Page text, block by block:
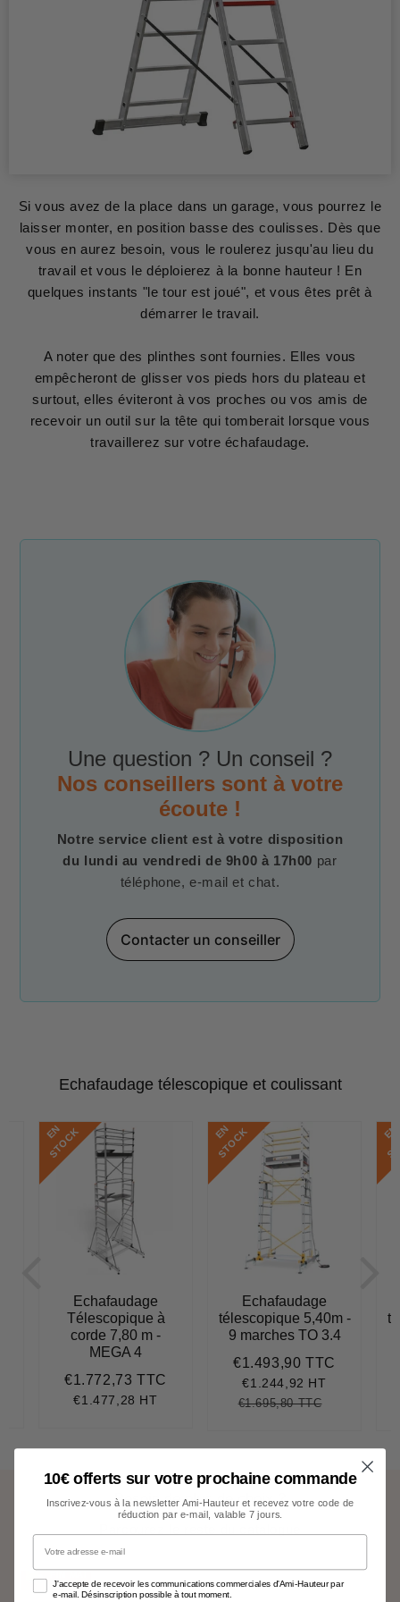
Si vous avez de la place dans un garage, vous pourrez le
laisser monter, en position basse des coulisses. Dès que
vous en aurez besoin, vous le roulerez jusqu'au lieu du
travail et vous le déploierez à la bonne hauteur ! En
quelques instants "le tour est joué", et vous êtes prêt à
démarrer le travail.
A noter que des plinthes sont fournies. Elles vous
empêcheront de glisser vos pieds hors du plateau et
surtout, elles éviteront à vos proches ou vos amis de
recevoir un outil sur la tête qui tomberait lorsque vous
travaillerez sur votre échafaudage.
Une question ? Un conseil ?
Nos conseillers sont à votre
écoute !
Notre service client est à votre disposition
du lundi au vendredi de 9h00 à 17h00 par
téléphone, e-mail et chat.
Contacter un conseiller
Echafaudage télescopique et coulissant
E
N
S
T
O
C
K
Echafaudage
Télescopique à
corde 7,80 m -
MEGA 4
Prix
régulier
€1.772,73 TTC
€1.477,28 HT
E
N
S
T
O
C
K
Echafaudage
télescopique 5,40m -
9 marches TO 3.4
Prix
réduit
€1.493,90 TTC
€1.244,92 HT
Prix
€1.695,80 TTC€1.695,80
E
N
S
T
O
C
Besoin de plus de choix ?
10€ offerts sur votre prochaine commande
Inscrivez-vous à la newsletter Ami-Hauteur et recevez votre code de
réduction par e-mail, valable 7 jours.
Votre adresse e-mail
J'accepte de recevoir les communications commerciales d'Ami-Hauteur par
e-mail. Désinscription possible à tout moment.